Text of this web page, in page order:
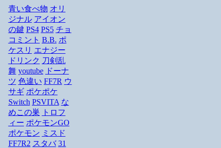
青い食べ物 オリ
ジナル アイオン
の鍵 PS4 PS5 チョ
コミント B.B. ポ
ケスリ エナジー
ドリンク 刀剣乱
舞 youtube ドーナ
ツ 色違い FF7R ウ
サギ ポケポケ
Switch PSVITA な
めこの巣
トロフ
ィー ポケモンGO
ポケモン ミスド
FF7R2 スタバ 31